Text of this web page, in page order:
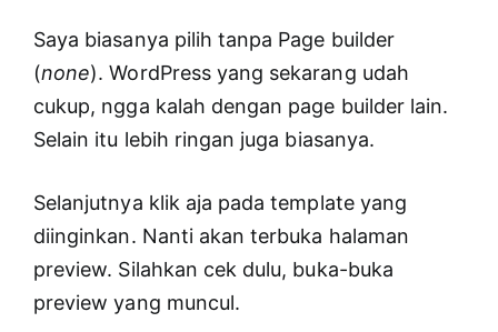
Saya biasanya pilih tanpa Page builder
(none). WordPress yang sekarang udah
cukup, ngga kalah dengan page builder lain.
Selain itu lebih ringan juga biasanya.
Selanjutnya klik aja pada template yang
diinginkan. Nanti akan terbuka halaman
preview. Silahkan cek dulu, buka-buka
preview yang muncul.